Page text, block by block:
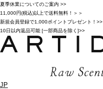
夏季休業についてのご案内 >>
11,000円(税込)以上で送料無料！＞＞
新規会員登録で1,000ポイントプレゼント！>>
10日以内返品可能 [一部商品を除く]>>
JP